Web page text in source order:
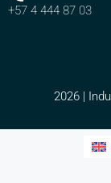
+57 4 444 87 03
2026 |